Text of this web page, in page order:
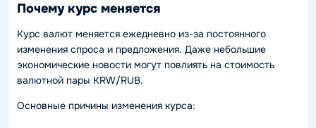
Почему курс меняется
Курс валют меняется ежедневно из-за постоянного
изменения спроса и предложения. Даже небольшие
экономические новости могут повлиять на стоимость
валютной пары KRW/RUB.
Основные причины изменения курса: